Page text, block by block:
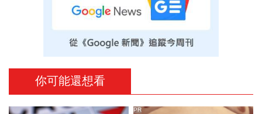
你可能還想看
PR